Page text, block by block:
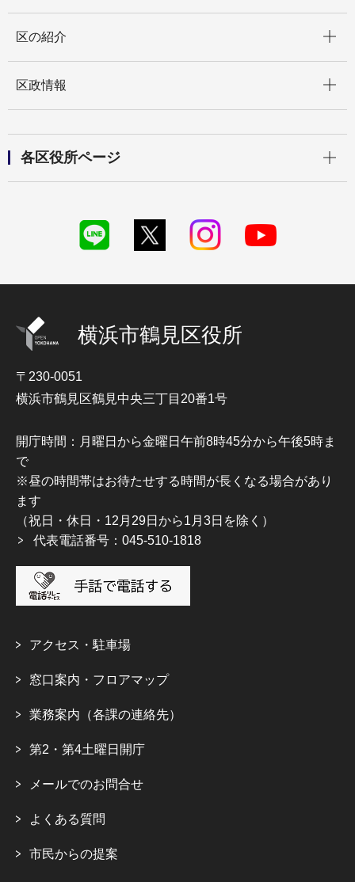
区の紹介
区政情報
各区役所ページ
横浜市鶴見区役所
〒230-0051
横浜市鶴見区鶴見中央三丁目20番1号
開庁時間：月曜日から金曜日午前8時45分から午後5時ま
で
※昼の時間帯はお待たせする時間が長くなる場合があり
ます
（祝日・休日・12月29日から1月3日を除く）
代表電話番号：045-510-1818
アクセス・駐車場
窓口案内・フロアマップ
業務案内（各課の連絡先）
第2・第4土曜日開庁
メールでのお問合せ
よくある質問
市民からの提案